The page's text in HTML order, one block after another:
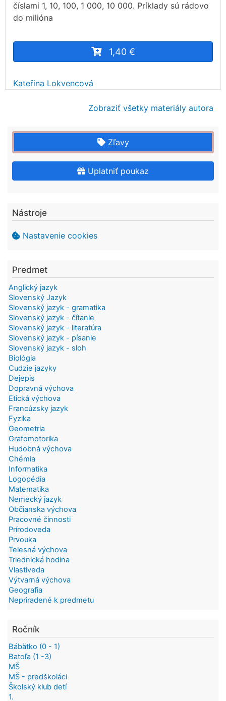
číslami 1, 10, 100, 1 000, 10 000. Príklady sú rádovo
do milióna
1,40 €
Kateřina Lokvencová
Zobraziť všetky materiály autora
Zľavy
Uplatniť poukaz
Nástroje
Nastavenie cookies
Predmet
Anglický jazyk
Slovenský Jazyk
Slovenský jazyk - gramatika
Slovenský jazyk - čítanie
Slovenský jazyk - literatúra
Slovenský jazyk - písanie
Slovenský jazyk - sloh
Biológia
Cudzie jazyky
Dejepis
Dopravná výchova
Etická výchova
Francúzsky jazyk
Fyzika
Geometria
Grafomotorika
Hudobná výchova
Chémia
Informatika
Logopédia
Matematika
Nemecký jazyk
Občianska výchova
Pracovné činnosti
Prírodoveda
Prvouka
Telesná výchova
Triednická hodina
Vlastiveda
Výtvarná výchova
Geografia
Nepriradené k predmetu
Ročník
Bábätko (0 - 1)
Batoľa (1 -3)
MŠ
MŠ - predškoláci
Školský klub detí
1.